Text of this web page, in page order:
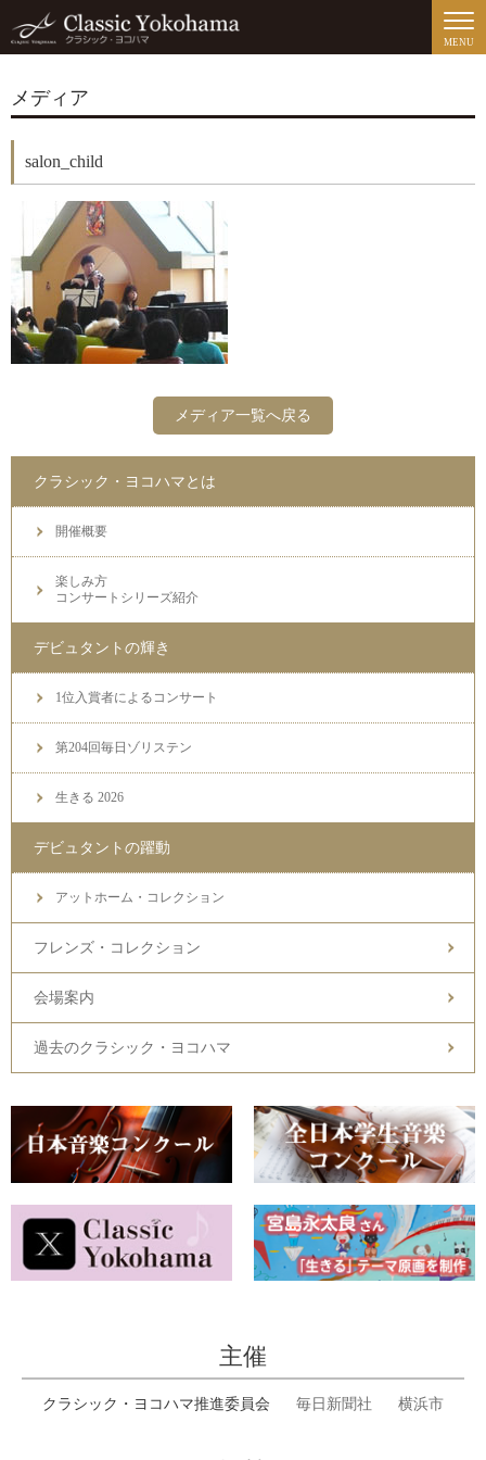
MENU
メディア
salon_child
メディア一覧へ戻る
クラシック・ヨコハマとは
開催概要
楽しみ方
コンサートシリーズ紹介
デビュタントの輝き
1位入賞者によるコンサート
第204回毎日ゾリステン
生きる 2026
デビュタントの躍動
アットホーム・コレクション
フレンズ・コレクション
会場案内
過去のクラシック・ヨコハマ
主催
クラシック・ヨコハマ推進委員会 毎日新聞社 横浜市